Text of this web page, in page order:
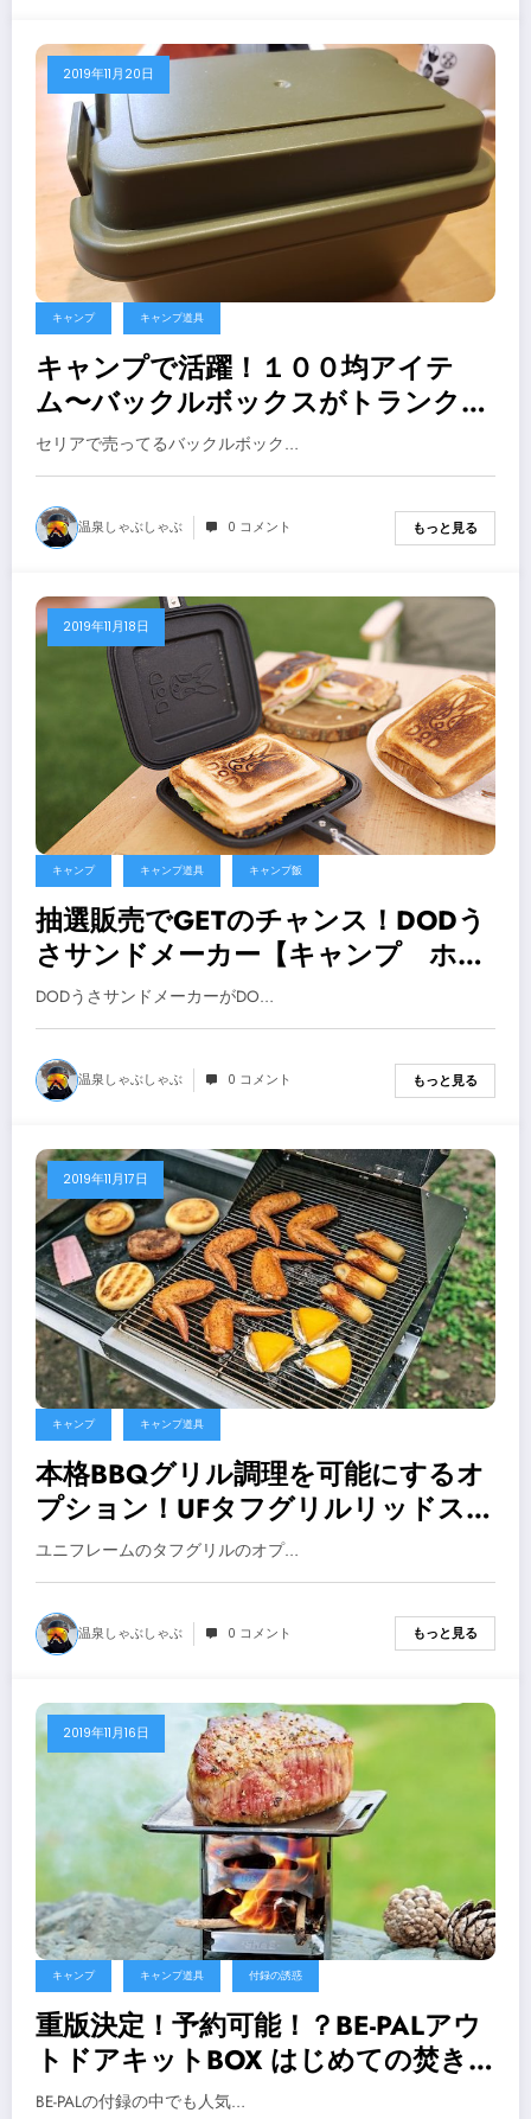
2019年11月20日
キャンプ キャンプ道具
キャンプで活躍！１００均アイテ
ム〜バックルボックスがトランクカ
ーゴ過ぎw〜【キャンプ ケース】
セリアで売ってるバックルボック…
温泉しゃぶしゃぶ 0 コメント もっと見る
2019年11月18日
キャンプ キャンプ道具 キャンプ飯
抽選販売でGETのチャンス！DODう
さサンドメーカー【キャンプ ホッ
トサンドメーカー】
DODうさサンドメーカーがDO…
温泉しゃぶしゃぶ 0 コメント もっと見る
2019年11月17日
キャンプ キャンプ道具
本格BBQグリル調理を可能にするオ
プション！UFタフグリルリッドスタ
ー【キャンプ BBQグリル】
ユニフレームのタフグリルのオプ…
温泉しゃぶしゃぶ 0 コメント もっと見る
2019年11月16日
キャンプ キャンプ道具 付録の誘惑
重版決定！予約可能！？BE-PALアウ
トドアキットBOX はじめての焚き火
入門【雑誌付録の誘惑】
BE-PALの付録の中でも人気…